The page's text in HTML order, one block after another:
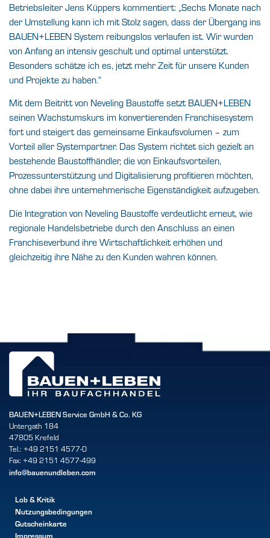
Betriebsleiter Jens Küppers kommentiert: „Sechs Monate nach
der Umstellung kann ich mit Stolz sagen, dass der Übergang ins
BAUEN+LEBEN System reibungslos verlaufen ist. Wir wurden
von Anfang an intensiv geschult und optimal unterstützt.
Besonders schätze ich es, jetzt mehr Zeit für unsere Kunden
und Projekte zu haben.“
Mit dem Beitritt von Neveling Baustoffe setzt BAUEN+LEBEN
seinen Wachstumskurs im konvertierenden Franchisesystem
fort und steigert das gemeinsame Einkaufsvolumen – zum
Vorteil aller Systempartner. Das System richtet sich gezielt an
bestehende Baustoffhändler, die von Einkaufsvorteilen,
Prozessunterstützung und Digitalisierung profitieren möchten,
ohne dabei ihre unternehmerische Eigenständigkeit aufzugeben.
Die Integration von Neveling Baustoffe verdeutlicht erneut, wie
regionale Handelsbetriebe durch den Anschluss an einen
Franchiseverbund ihre Wirtschaftlichkeit erhöhen und
gleichzeitig ihre Nähe zu den Kunden wahren können.
BAUEN+LEBEN Service GmbH & Co. KG
Untergath 184
47805 Krefeld
Tel.: +49 2151 4577-0
Fax: +49 2151 4577-499
info@bauenundleben.com
Lob & Kritik
Nutzungsbedingungen
Gutscheinkarte
Impressum